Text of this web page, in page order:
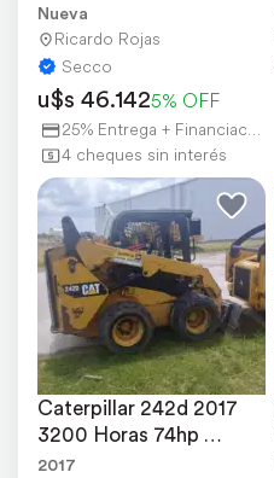
Nueva
Ricardo Rojas
Secco
u$s 46.1425% OFF
25% Entrega + Financiación
4 cheques sin interés
Caterpillar 242d 2017
3200 Horas 74hp
Permuto 12 Cheques
2017